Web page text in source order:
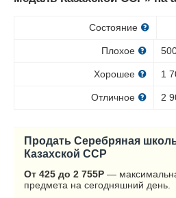
Состояние
Плохое
Хорошее 1
Отличное 2
Продать Серебряная
Казахской ССР
От 425 до 2 755Р —
предмета на сегодняшний день.